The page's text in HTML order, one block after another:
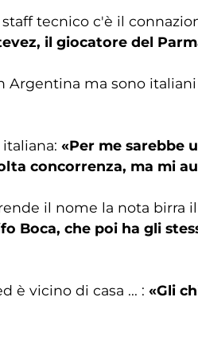
tecnico c'è il
il giocatore del
ma sono italiani
«Per me sarebbe
concorrenza, ma mi
il nome la nota birra
Boca, che poi ha gli
è vicino di casa ... : «Gli